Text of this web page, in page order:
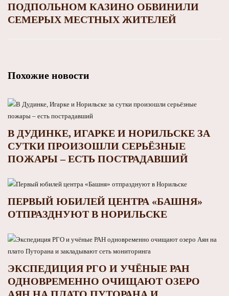
ПОДПОЛЬНОМ КАЗИНО ОБВИНИЛИ
СЕМЕРЫХ МЕСТНЫХ ЖИТЕЛЕЙ
Похожие новости
В ДУДИНКЕ, ИГАРКЕ И НОРИЛЬСКЕ ЗА
СУТКИ ПРОИЗОШЛИ СЕРЬЁЗНЫЕ
ПОЖАРЫ – ЕСТЬ ПОСТРАДАВШИЙ
ПЕРВЫЙ ЮБИЛЕЙ ЦЕНТРА «БАШНЯ»
ОТПРАЗДНУЮТ В НОРИЛЬСКЕ
ЭКСПЕДИЦИЯ РГО И УЧЁНЫЕ РАН
ОДНОВРЕМЕННО ОЧИЩАЮТ ОЗЕРО
АЯН НА ПЛАТО ПУТОРАНА И